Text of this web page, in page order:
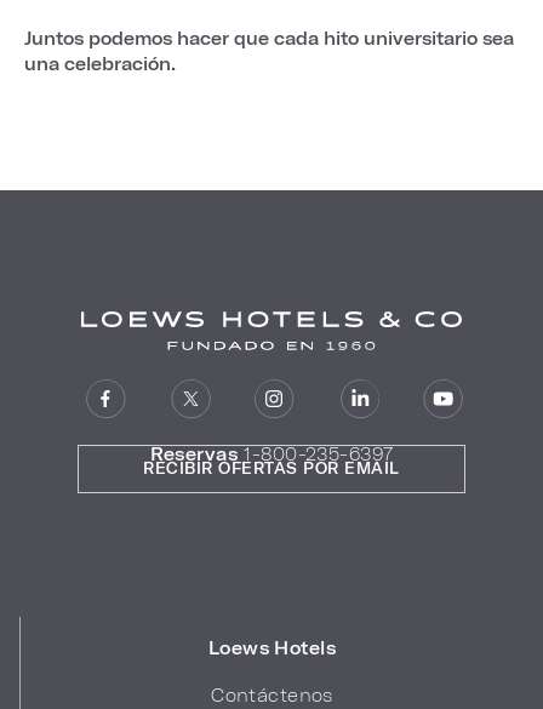
Juntos podemos hacer que cada hito universitario sea
una celebración.
Reservas 1-800-235-6397
Loews Hotels
Contáctenos
RECIBIR OFERTAS POR EMAIL